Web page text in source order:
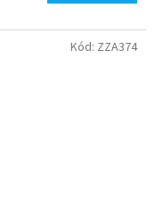
Kód: ZZA374